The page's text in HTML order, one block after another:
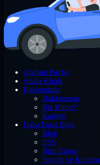
Arabanı Paylaş
Araba Kirala
Hakkımızda
Hakkımızda
Biz Kimiz?
Kariyer
Daha Fazla Bilgi
Blog
SSS
Bize Ulaşın
Sigorta ve Koruma